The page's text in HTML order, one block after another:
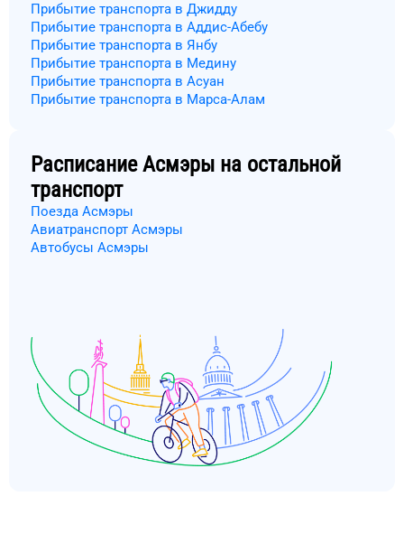
Прибытие транспорта в Джидду
Прибытие транспорта в Аддис-Абебу
Прибытие транспорта в Янбу
Прибытие транспорта в Медину
Прибытие транспорта в Асуан
Прибытие транспорта в Марса-Алам
РасписаниеАсмэры на остальной
транспорт
Поезда Асмэры
Авиатранспорт Асмэры
Автобусы Асмэры